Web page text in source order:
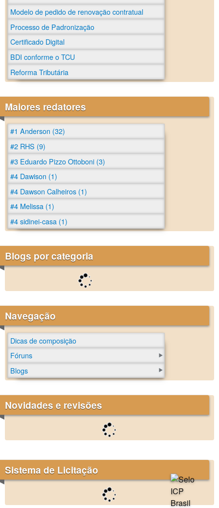
Modelo de pedido de renovação contratual
Processo de Padronização
Certificado Digital
BDI conforme o TCU
Reforma Tributária
Maiores redatores
#1 Anderson (32)
#2 RHS (9)
#3 Eduardo Pizzo Ottoboni (3)
#4 Dawison (1)
#4 Dawson Calheiros (1)
#4 Melissa (1)
#4 sidinei-casa (1)
Blogs por categoria
Navegação
Dicas de composição
Fóruns
Blogs
Novidades e revisões
Sistema de Licitação